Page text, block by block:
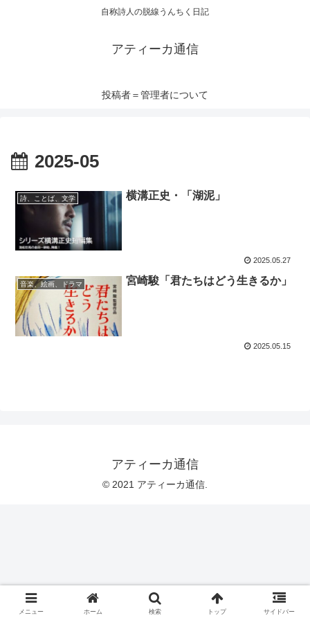
自称詩人の脱線うんちく日記
アティーカ通信
投稿者＝管理者について
2025-05
詩、ことば、文学 横溝正史・「湖泥」
2025.05.27
音楽、絵画、ドラマ 宮崎駿「君たちはどう生きるか」
2025.05.15
アティーカ通信
© 2021 アティーカ通信.
メニュー ホーム 検索 トップ サイドバー